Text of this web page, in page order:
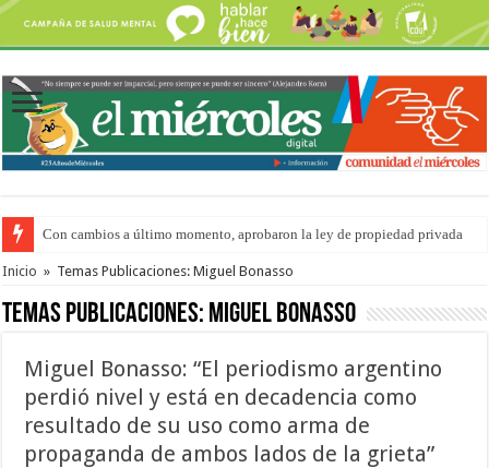
Con cambios a último momento, aprobaron la ley de propiedad privada
Del viernes 7 al domingo 9 de agosto: la agenda ¿A dónde ir? para este
Inicio » Temas Publicaciones: Miguel Bonasso
Temas Publicaciones: Miguel Bonasso
Miguel Bonasso: “El periodismo argentino
perdió nivel y está en decadencia como
resultado de su uso como arma de
propaganda de ambos lados de la grieta”